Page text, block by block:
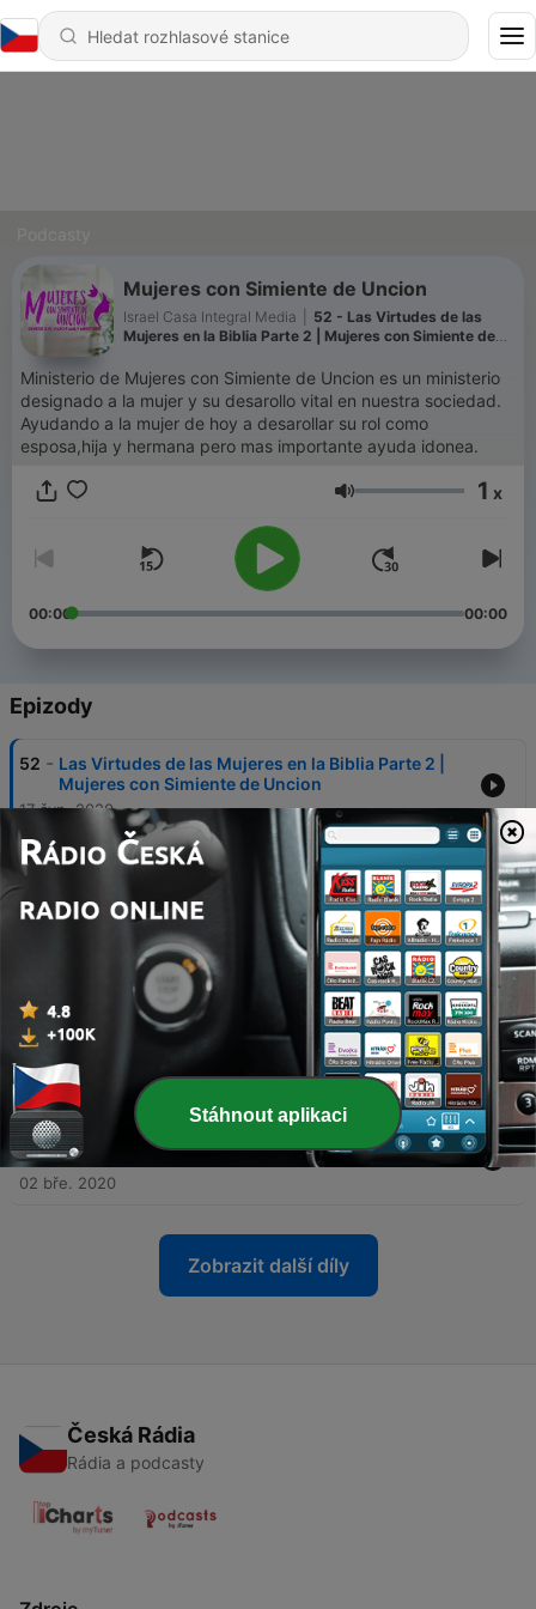
Mujeres con Simiente de Uncion
Israel Casa Integral Media
52 - Las Virtudes de las
Mujeres en la Biblia Parte 2 | Mujeres con Simiente de
Ministerio de Mujeres con Simiente de Uncion es un ministerio
designado a la mujer y su desarollo vital en nuestra sociedad.
Ayudando a la mujer de hoy a desarollar su rol como
esposa,hija y hermana pero mas importante ayuda idonea.
Hlasitost 1 x
00:00 00:00
Epizody
52 - Las Virtudes de las Mujeres en la Biblia Parte 2 |
Mujeres con Simiente de Uncion
17 čvn. 2020
51 - Las Virtudes de las Mujeres en la Biblia | Mujeres
17 čvn. 2020
Dia 50 - Orando por nuestros hijos | Mujeres con
Simiente de Uncion
49 - Dia 49 - Orando por nuestros hijos | Mujeres con
Simiente de Uncion
02 bře. 2020
48 - Dia 48 - Orando por nuestros hijos | Mujeres con
Simiente de Uncion
02 bře. 2020
Zobrazit další díly
Česká Rádia
Rádia a podcasty
Stáhnout aplikaci